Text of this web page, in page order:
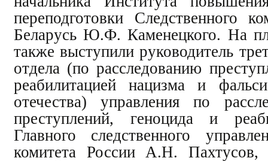
переподготовки Следственного
Беларусь Ю.Ф. Каменецкого. На
также выступили руководитель
отдела (по расследованию
реабилитацией нацизма и
отечества) управления по
преступлений, геноцида и
Главного следственного
комитета России А.Н. Пахтусов,